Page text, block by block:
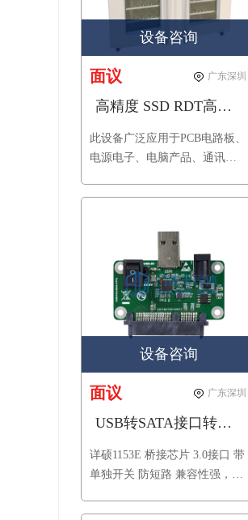
设备咨询
面议 广东深圳
高精度 SSD RDT高温测试柜
此设备广泛应用于PCB电路板、
电源电子、电脑产品、通讯、
料、汽车部件、橡塑轮胎、太
在高温环境下的老化筛选试验
设备咨询
面议 广东深圳
USB转SATA接口转接板（新一代主控兼容性更强）
详硕1153E 桥接芯片 3.0接口 带
单独开关 防短路 兼容性强，单
可用于SSD 量产开卡 接上硬盘